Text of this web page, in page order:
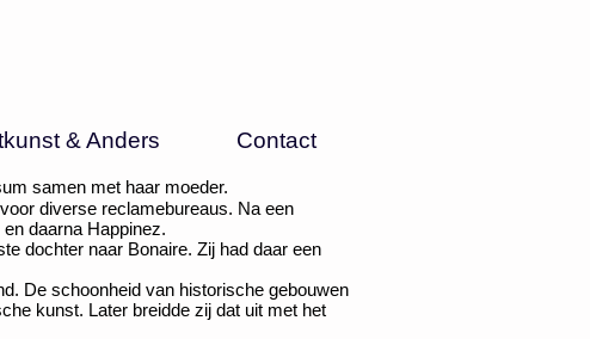
& Anders Contact
samen met haar moeder.
diverse reclamebureaus. Na een
daarna Happinez.
dochter naar Bonaire. Zij had daar een
De schoonheid van historische gebouwen
kunst. Later breidde zij dat uit met het